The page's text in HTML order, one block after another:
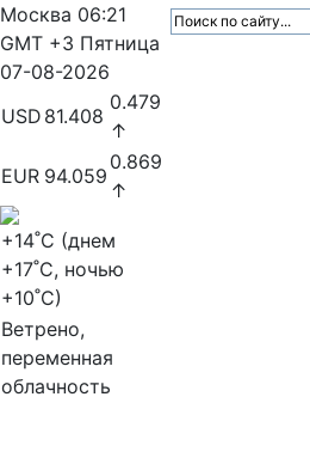
Москва 06:21
GMT +3 Пятница
07-08-2026
USD 81.408
0.479
↑
EUR 94.059
0.869
↑
+14˚C (днем
+17˚C, ночью
+10˚C)
Ветрено,
переменная
облачность